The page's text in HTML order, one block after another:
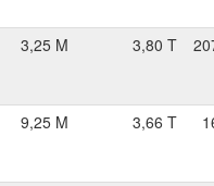
3,25 M 3,80 T
9,25 M 3,66 T